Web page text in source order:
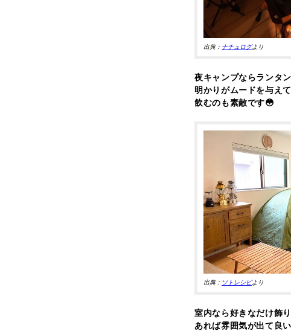
出典： ナチュログより
夜キャンプならランタ
明かりがムードを与え
飲むのも素敵です😳
出典： ソトレシピより
室内なら好きなだけ飾
あれば雰囲気が出て良